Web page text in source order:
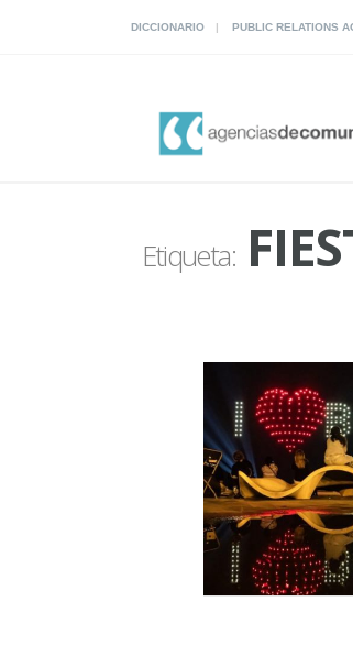
DICCIONARIO PUBLIC RELATIONS
Etiqueta: